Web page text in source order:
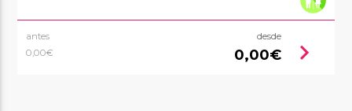
antes
0,00€
desde
0,00€ chevron_right